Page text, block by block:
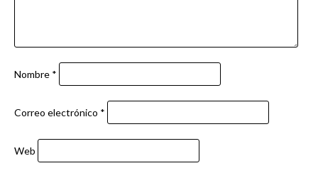
Nombre *
Correo electrónico *
Web